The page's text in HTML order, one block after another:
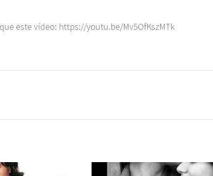
este vídeo: https://youtu.be/Mv5OfKszMTk